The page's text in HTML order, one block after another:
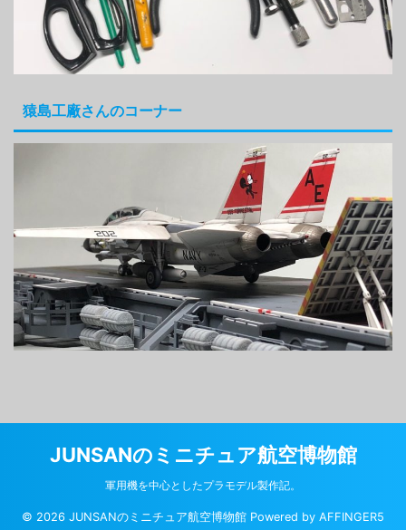
猿島工廠さんのコーナー
JUNSANのミニチュア航空博物館
軍用機を中心としたプラモデル製作記。
© 2026 JUNSANのミニチュア航空博物館 Powered by AFFINGER5